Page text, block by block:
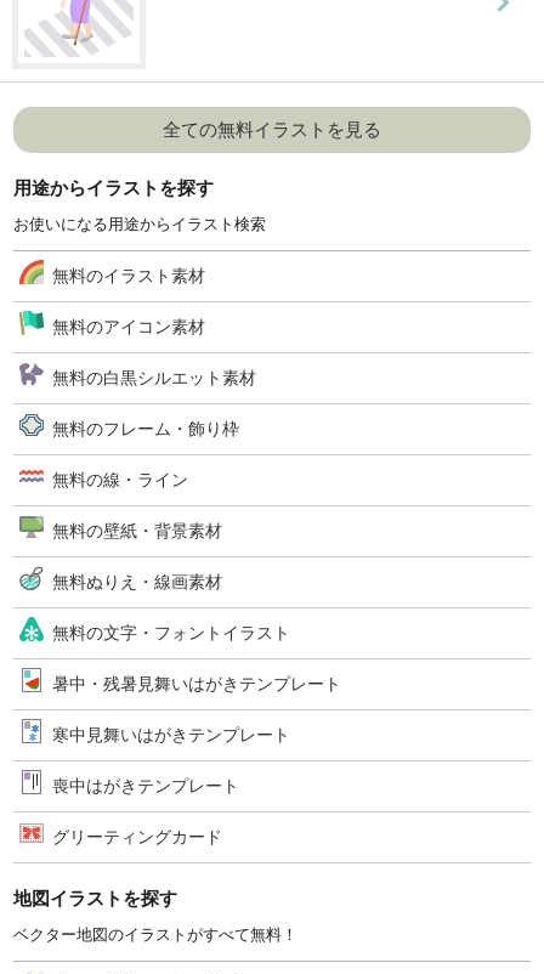
全ての無料イラストを見る
用途からイラストを探す
お使いになる用途からイラスト検索
無料のイラスト素材
無料のアイコン素材
無料の白黒シルエット素材
無料のフレーム・飾り枠
無料の線・ライン
無料の壁紙・背景素材
無料ぬりえ・線画素材
無料の文字・フォントイラスト
暑中・残暑見舞いはがきテンプレート
寒中見舞いはがきテンプレート
喪中はがきテンプレート
グリーティングカード
地図イラストを探す
ベクター地図のイラストがすべて無料！